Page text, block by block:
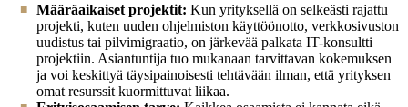
Määräaikaiset projektit: Kun yrityksellä on selkeästi rajattu
projekti, kuten uuden ohjelmiston käyttöönotto, verkkosivuston
uudistus tai pilvimigraatio, on järkevää palkata IT-konsultti
projektiin. Asiantuntija tuo mukanaan tarvittavan kokemuksen
ja voi keskittyä täysipainoisesti tehtävään ilman, että yrityksen
omat resurssit kuormittuvat liikaa.